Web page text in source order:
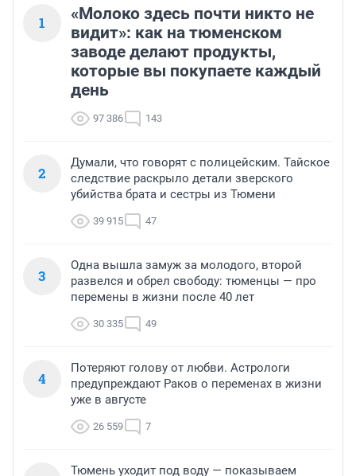
1
«Молоко здесь почти никто не
видит»: как на тюменском
заводе делают продукты,
которые вы покупаете каждый
день
97 386 143
2
Думали, что говорят с полицейским. Тайское
следствие раскрыло детали зверского
убийства брата и сестры из Тюмени
39 915 47
3
Одна вышла замуж за молодого, второй
развелся и обрел свободу: тюменцы — про
перемены в жизни после 40 лет
30 335 49
4
Потеряют голову от любви. Астрологи
предупреждают Раков о переменах в жизни
уже в августе
26 559 7
Тюмень уходит под воду — показываем